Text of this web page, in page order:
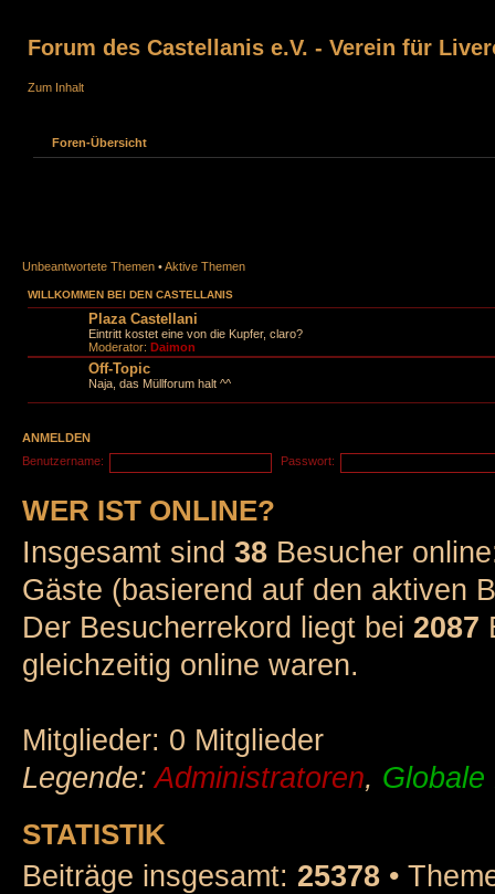
Forum des Castellanis e.V. - Verein für
Zum Inhalt
Foren-Übersicht
Unbeantwortete Themen •Aktive Themen
WILLKOMMEN BEI DEN CASTELLANIS
Plaza Castellani
Eintritt kostet eine von die Kupfer, claro?
Moderator: Daimon
Off-Topic
Naja, das Müllforum halt ^^
ANMELDEN
Benutzername:
Passwort:
WER IST ONLINE?
Insgesamt sind 38 Besucher
Gäste (basierend auf den aktiven
Der Besucherrekord liegt bei 2087
gleichzeitig online waren.
Mitglieder: 0 Mitglieder
Legende:Administratoren, Globale
STATISTIK
Beiträge insgesamt: 25378 •